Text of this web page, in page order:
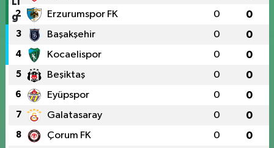
2 Erzurumspor FK 0 0
3 Başakşehir 0 0
4 Kocaelispor 0 0
5 Beşiktaş 0 0
6 Eyüpspor 0 0
7 Galatasaray 0 0
8 Çorum FK 0 0